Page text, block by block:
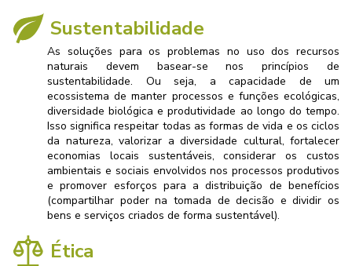
Sustentabilidade
As soluções para os problemas no uso dos recursos
naturais devem basear-se nos princípios de
sustentabilidade. Ou seja, a capacidade de um
ecossistema de manter processos e funções ecológicas,
diversidade biológica e produtividade ao longo do tempo.
Isso significa respeitar todas as formas de vida e os ciclos
da natureza, valorizar a diversidade cultural, fortalecer
economias locais sustentáveis, considerar os custos
ambientais e sociais envolvidos nos processos produtivos
e promover esforços para a distribuição de benefícios
(compartilhar poder na tomada de decisão e dividir os
bens e serviços criados de forma sustentável).
Ética